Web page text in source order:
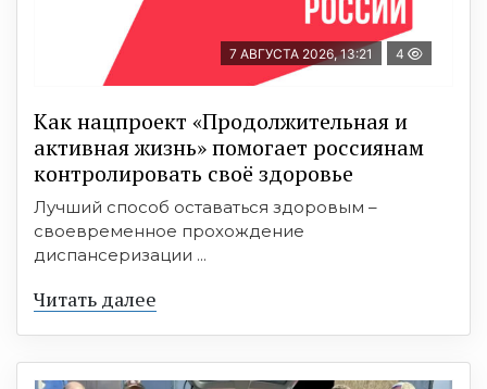
7 АВГУСТА 2026, 13:21 4
Как нацпроект «Продолжительная и
активная жизнь» помогает россиянам
контролировать своё здоровье
Лучший способ оставаться здоровым –
своевременное прохождение
диспансеризации ...
Читать далее